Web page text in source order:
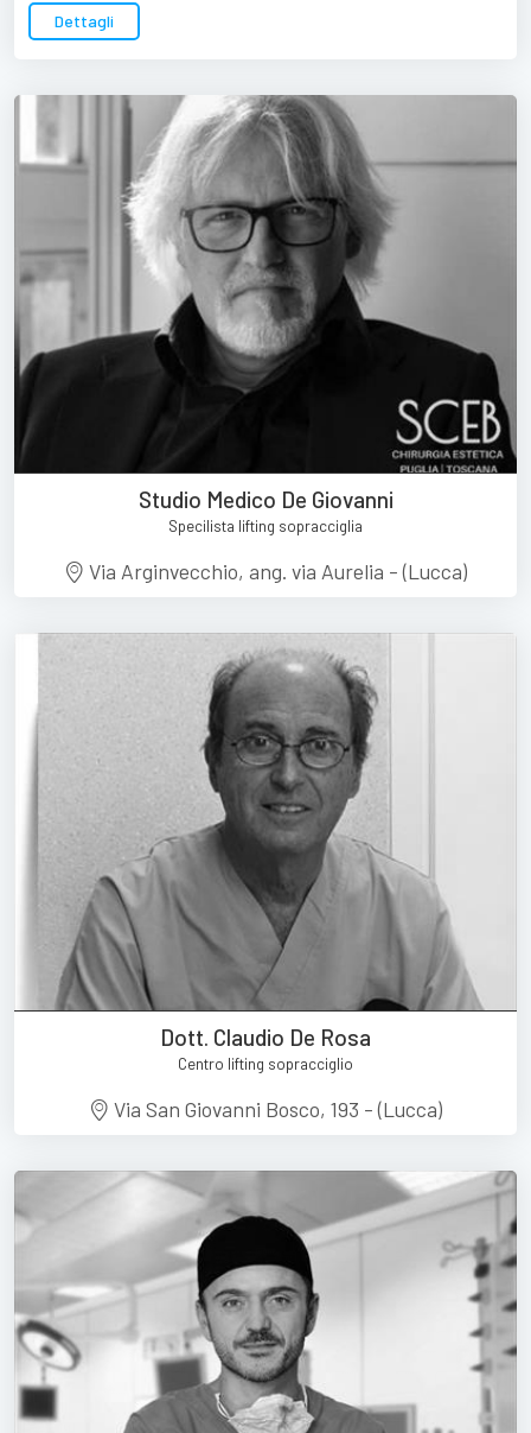
Dettagli
Studio Medico De Giovanni
Specilista lifting sopracciglia
Via Arginvecchio, ang. via Aurelia - (Lucca)
Dott. Claudio De Rosa
Centro lifting sopracciglio
Via San Giovanni Bosco, 193 - (Lucca)